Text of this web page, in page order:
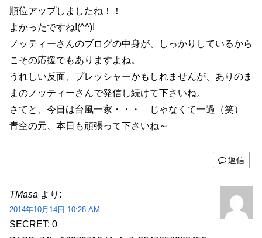
順位アップしましたね！！
よかったですね!(^^)!
ノッティーさんのブログの中身が、しっかりしているから
こその応援でもありますよね。
うれしい反面、プレッシャーかもしれませんが、ありのま
まのノッティーさんで発信し続けて下さいね。
さてと、今日は台風一家・・・ じゃなくて一過（笑）
青空の元、本日も頑張って下さいね～
返信
TMasa より:
2014年10月14日 10:28 AM
SECRET: 0